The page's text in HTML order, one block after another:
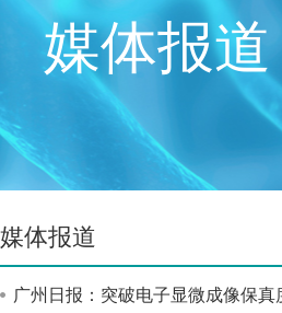
媒体报道
媒体报道
广州日报：突破电子显微成像保